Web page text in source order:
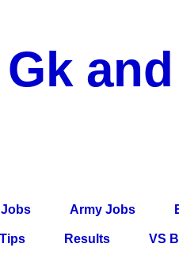
Army Jobs
Results VS